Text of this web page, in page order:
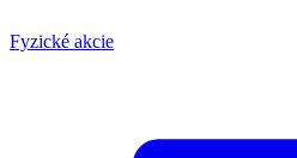
Fyzické akcie